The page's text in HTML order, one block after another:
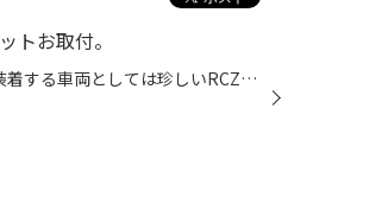
トお取付。
プジョー RCZ×BLIZZAK VRX スタッドレスタイヤを装着する車両としては珍しいRCZです。 こちらの車両、なかなかホットなスペックです。 車重が約1300ｋｇですが、1.6ℓの排気量で200馬力！ RCZ-Rというモデルも存在しますがそちらは270馬力！ レアな車両を間近で見れて、作業中は興奮気味でした(•̀ω•́...